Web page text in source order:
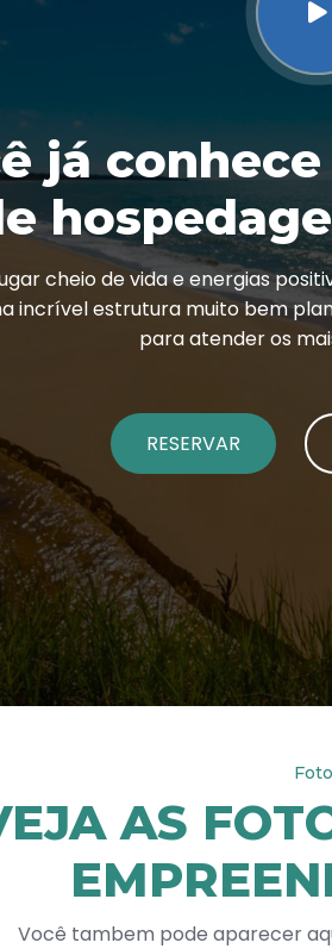
já
cheio de vida e energias
incrível estrutura muito bem
para atender os
RESERVAR
AS
Você tambem pode aparecer